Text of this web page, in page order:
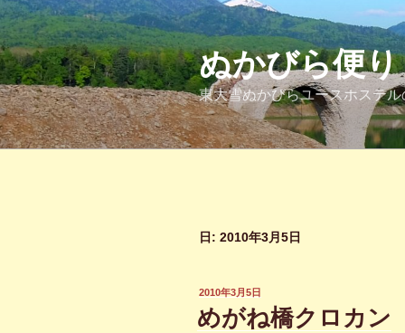
コ
ン
テ
ン
ツ
へ
ス
ぬかびら便り
東大雪ぬかびらユースホステ
日: 2010年3月5日
投
日:
2010年3月5日
めがね橋クロカン